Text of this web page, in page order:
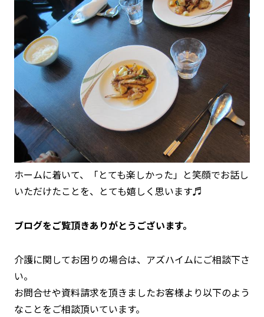
ホームに着いて、「とても楽しかった」と笑顔でお話し
いただけたことを、とても嬉しく思います♬
ブログをご覧頂きありがとうございます。
介護に関してお困りの場合は、アズハイムにご相談下さ
い。
お問合せや資料請求を頂きましたお客様より以下のよう
なことをご相談頂いています。